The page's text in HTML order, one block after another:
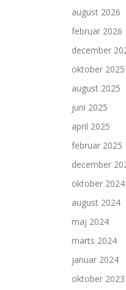
august 2026
februar 2026
december
oktober 2025
august 2025
juni 2025
april 2025
februar 2025
december
oktober 2024
august 2024
maj 2024
marts 2024
januar 2024
oktober 2023